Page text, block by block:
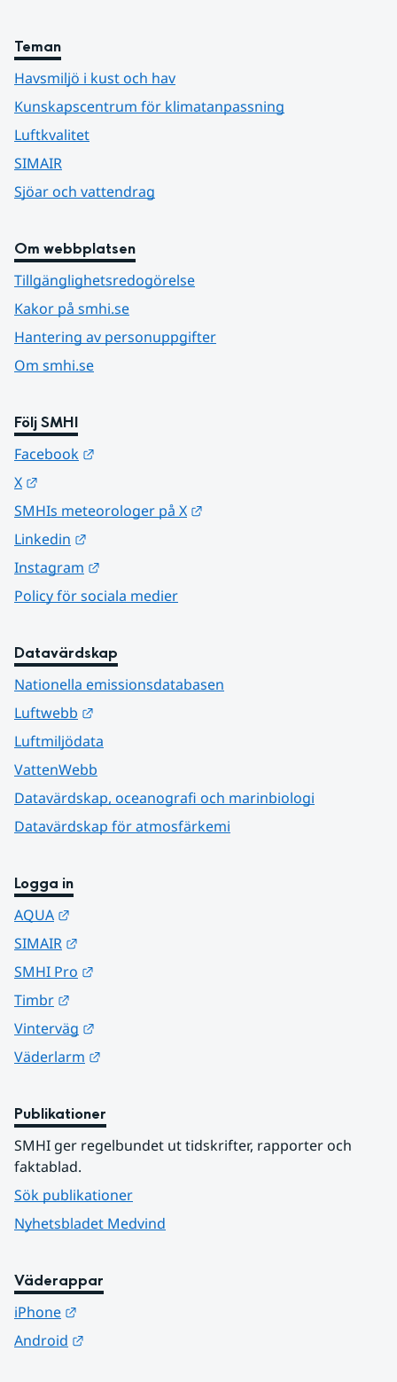
Teman
Havsmiljö i kust och hav
Kunskapscentrum för klimatanpassning
Luftkvalitet
SIMAIR
Sjöar och vattendrag
Om webbplatsen
Tillgänglighetsredogörelse
Kakor på smhi.se
Hantering av personuppgifter
Om smhi.se
Följ SMHI
Facebook
X
SMHIs meteorologer på X
Linkedin
Instagram
Policy för sociala medier
Datavärdskap
Nationella emissionsdatabasen
Luftwebb
Luftmiljödata
VattenWebb
Datavärdskap, oceanografi och marinbiologi
Datavärdskap för atmosfärkemi
Logga in
AQUA
SIMAIR
SMHI Pro
Timbr
Vinterväg
Väderlarm
Publikationer
SMHI ger regelbundet ut tidskrifter, rapporter och
faktablad.
Sök publikationer
Nyhetsbladet Medvind
Väderappar
iPhone
Android